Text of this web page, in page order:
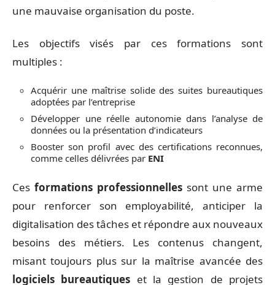
une mauvaise organisation du poste.
Les objectifs visés par ces formations sont
multiples :
Acquérir une maîtrise solide des suites bureautiques
adoptées par l’entreprise
Développer une réelle autonomie dans l’analyse de
données ou la présentation d’indicateurs
Booster son profil avec des certifications reconnues,
comme celles délivrées par ENI
Ces formations professionnelles sont une arme
pour renforcer son employabilité, anticiper la
digitalisation des tâches et répondre aux nouveaux
besoins des métiers. Les contenus changent,
misant toujours plus sur la maîtrise avancée des
logiciels bureautiques et la gestion de projets